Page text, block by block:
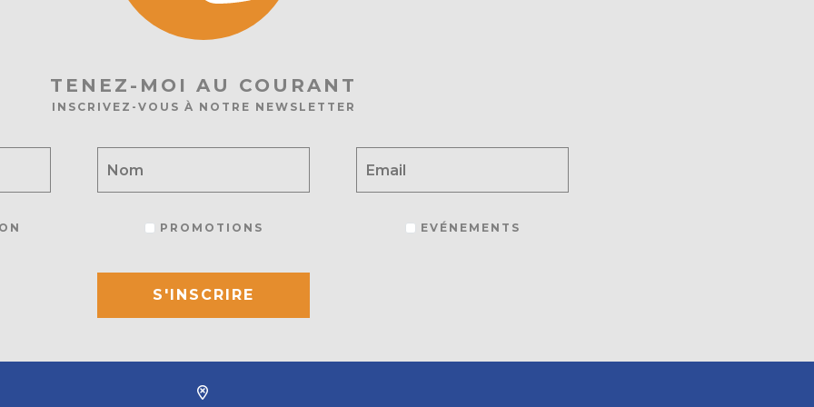
TENEZ-MOI AU COURANT
INSCRIVEZ-VOUS À NOTRE NEWSLETTER
PROMOTIONS EVÉNEMENTS
S'INSCRIRE